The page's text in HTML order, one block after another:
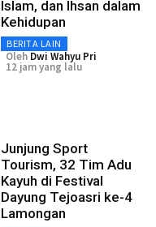
Islam, dan Ihsan dalam
Kehidupan
BERITA LAIN
Oleh Dwi Wahyu Pri
12 jam yang lalu
Junjung Sport
Tourism, 32 Tim Adu
Kayuh di Festival
Dayung Tejoasri ke-4
Lamongan